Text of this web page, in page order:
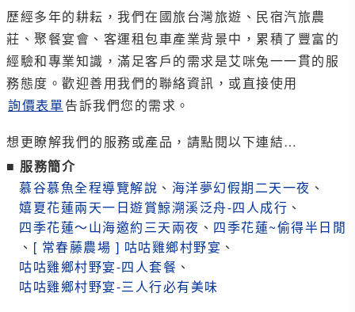
歷經多年的耕耘，我們在國旅台灣旅遊、民宿汽旅農
莊、聚餐宴會、客運租包車產業背景中，累積了豐富的
經驗和專業知識，滿足客戶的需求是艾咪兔一一貫的服
務態度。歡迎善用我們的聯絡資訊，或直接使用
詢價表單告訴我們您的需求。
想更瞭解我們的服務或產品，請點閱以下連結…
■ 服務簡介
慕谷慕魚全程導覽解說 、 海洋夢幻假期二天一夜 、
嬉夏花蓮兩天一日遊賞鯨溯溪泛舟-四人成行 、
四季花蓮～山海邀約三天兩夜 、 四季花蓮~偷得半日閒
、 [ 常春藤農場 ] 咕咕雞鄉村野宴 、
咕咕雞鄉村野宴-四人套餐 、
咕咕雞鄉村野宴-三人行必有美味